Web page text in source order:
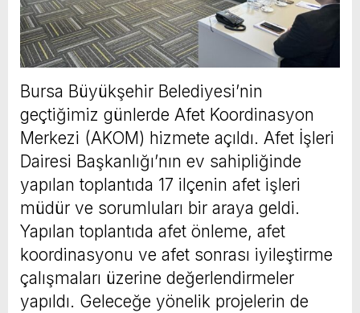
Bursa Büyükşehir Belediyesi’nin
geçtiğimiz günlerde Afet Koordinasyon
Merkezi (AKOM) hizmete açıldı. Afet İşleri
Dairesi Başkanlığı’nın ev sahipliğinde
yapılan toplantıda 17 ilçenin afet işleri
müdür ve sorumluları bir araya geldi.
Yapılan toplantıda afet önleme, afet
koordinasyonu ve afet sonrası iyileştirme
çalışmaları üzerine değerlendirmeler
yapıldı. Geleceğe yönelik projelerin de